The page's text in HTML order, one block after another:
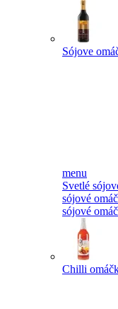
Sójove
menu
Svetlé
sójové
sójové
Chilli